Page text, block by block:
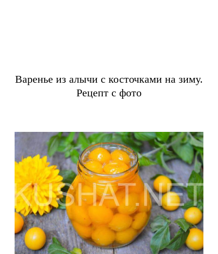
Варенье из алычи с косточками на зиму.
Рецепт с фото